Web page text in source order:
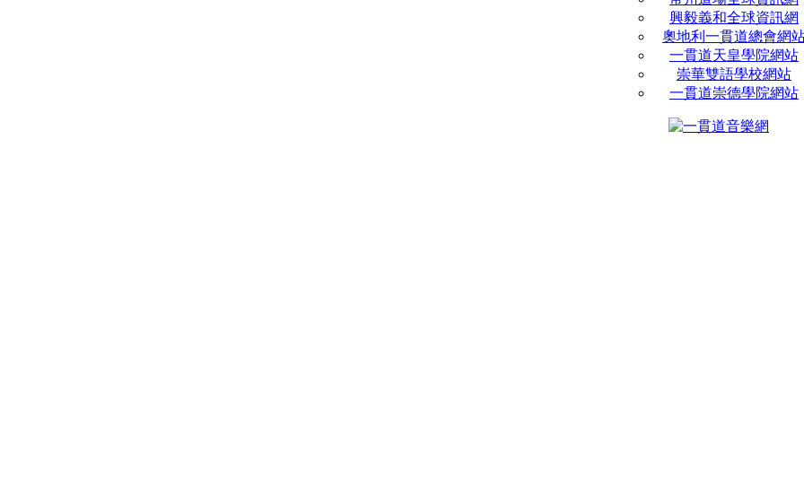
興毅義和全球資訊網
奧地利一貫道總會網
一貫道天皇學院網站
崇華雙語學校網站
一貫道崇德學院網站